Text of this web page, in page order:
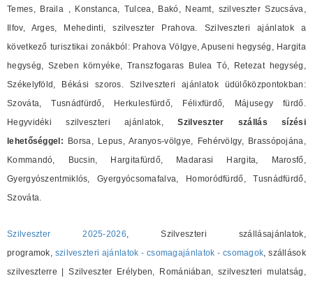
Temes, Braila , Konstanca, Tulcea, Bakó, Neamt, szilveszter Szucsáva,
Ilfov, Arges, Mehedinti, szilveszter Prahova. Szilveszteri ajánlatok a
következő turisztikai zonákból: Prahova Völgye, Apuseni hegység, Hargita
hegység, Szeben környéke, Transzfogaras Bulea Tó, Retezat hegység,
Székelyföld, Békási szoros. Szilveszteri ajánlatok üdülőközpontokban:
Szováta, Tusnádfürdő, Herkulesfürdő, Félixfürdő, Májusegy fürdő.
Hegyvidéki szilveszteri ajánlatok,Szilveszter szállás sízési
lehetőséggel: Borsa, Lepus, Aranyos-völgye, Fehérvölgy, Brassópojána,
Kommandó, Bucsin, Hargitafürdő, Madarasi Hargita, Marosfő,
Gyergyószentmiklós, Gyergyócsomafalva, Homoródfürdő, Tusnádfürdő,
Szováta.
Szilveszter 2025-2026, Szilveszteri szállásajánlatok,
programok, szilveszteri ajánlatok - csomagajánlatok - csomagok, szállások
szilveszterre | Szilveszter Erélyben, Romániában, szilveszteri mulatság,